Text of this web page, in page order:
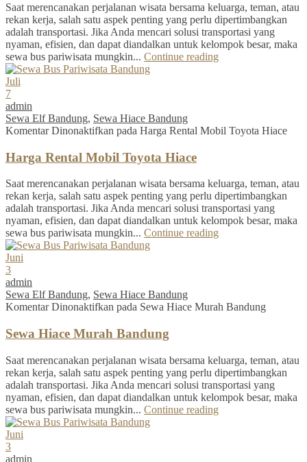
Saat merencanakan perjalanan wisata bersama keluarga, teman, atau
rekan kerja, salah satu aspek penting yang perlu dipertimbangkan
adalah transportasi. Jika Anda mencari solusi transportasi yang
nyaman, efisien, dan dapat diandalkan untuk kelompok besar, maka
sewa bus pariwisata mungkin... Continue reading
Juli
7
admin
Sewa Elf Bandung, Sewa Hiace Bandung
Komentar Dinonaktifkan pada Harga Rental Mobil Toyota Hiace
Harga Rental Mobil Toyota Hiace
Saat merencanakan perjalanan wisata bersama keluarga, teman, atau
rekan kerja, salah satu aspek penting yang perlu dipertimbangkan
adalah transportasi. Jika Anda mencari solusi transportasi yang
nyaman, efisien, dan dapat diandalkan untuk kelompok besar, maka
sewa bus pariwisata mungkin... Continue reading
Juni
3
admin
Sewa Elf Bandung, Sewa Hiace Bandung
Komentar Dinonaktifkan pada Sewa Hiace Murah Bandung
Sewa Hiace Murah Bandung
Saat merencanakan perjalanan wisata bersama keluarga, teman, atau
rekan kerja, salah satu aspek penting yang perlu dipertimbangkan
adalah transportasi. Jika Anda mencari solusi transportasi yang
nyaman, efisien, dan dapat diandalkan untuk kelompok besar, maka
sewa bus pariwisata mungkin... Continue reading
Juni
3
admin